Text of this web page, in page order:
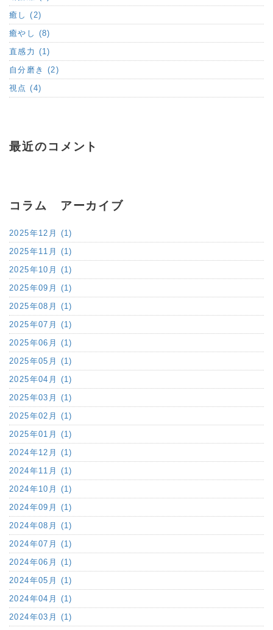
癒し (2)
癒やし (8)
直感力 (1)
自分磨き (2)
視点 (4)
最近のコメント
コラム アーカイブ
2025年12月 (1)
2025年11月 (1)
2025年10月 (1)
2025年09月 (1)
2025年08月 (1)
2025年07月 (1)
2025年06月 (1)
2025年05月 (1)
2025年04月 (1)
2025年03月 (1)
2025年02月 (1)
2025年01月 (1)
2024年12月 (1)
2024年11月 (1)
2024年10月 (1)
2024年09月 (1)
2024年08月 (1)
2024年07月 (1)
2024年06月 (1)
2024年05月 (1)
2024年04月 (1)
2024年03月 (1)